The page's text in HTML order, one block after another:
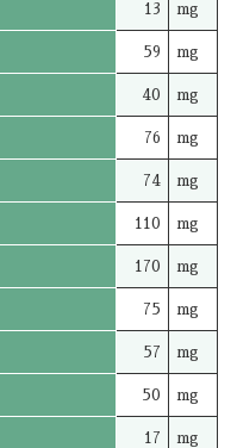
13 mg
59 mg
40 mg
76 mg
74 mg
110 mg
170 mg
75 mg
57 mg
50 mg
17 mg